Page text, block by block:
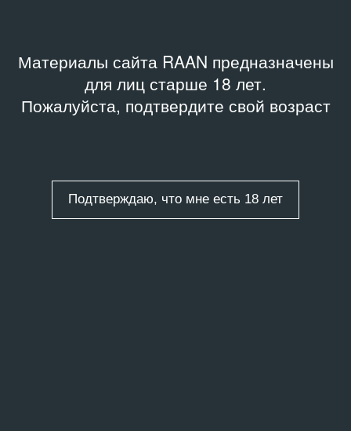
Материалы сайта RAAN предназначены
для лиц старше 18 лет.
Пожалуйста, подтвердите свой возраст
Подтверждаю, что мне есть 18 лет